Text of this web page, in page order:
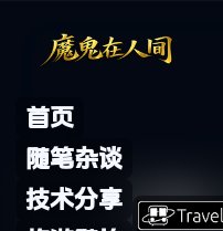
首页
随笔杂谈
技术分享又是